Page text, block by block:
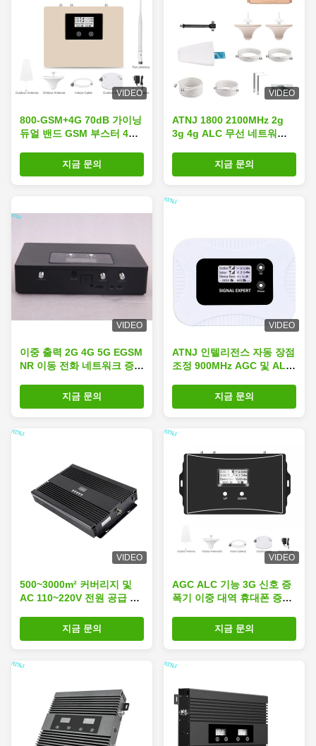
VIDEO
800-GSM+4G 70dB 가이닝
듀얼 밴드 GSM 부스터 4G
지금 문의
VIDEO
ATNJ 1800 2100MHz 2g
3g 4g ALC 무선 네트워크
지금 문의
VIDEO
이중 출력 2G 4G 5G EGSM
NR 이동 전화 네트워크 증폭
지금 문의
VIDEO
ATNJ 인텔리전스 자동 장점
조정 900MHz AGC 및 ALC
지금 문의
VIDEO
500~3000m² 커버리지 및
AC 110~220V 전원 공급 장
스터 (모바일 네트워크 향상
용)
지금 문의
VIDEO
AGC ALC 기능 3G 신호 증
폭기 이중 대역 휴대폰 증폭
지금 문의